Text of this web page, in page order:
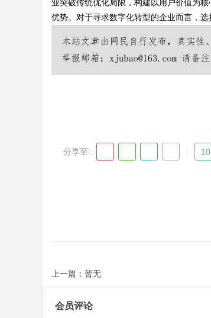
业突破传统优化局限，构建以用户价值为
优势。对于寻求数字化转型的企业而言，
分享至 :
上一篇：暂无
会员评论